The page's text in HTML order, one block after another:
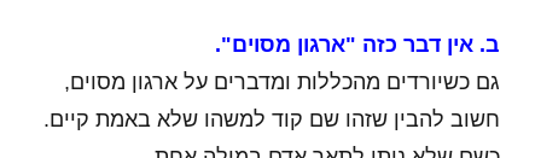
ב. אין דבר כזה "ארגון מסוים".
גם כשיורדים מהכללות ומדברים על ארגון מסוים,
חשוב להבין שזהו שם קוד למשהו שלא באמת קיים.